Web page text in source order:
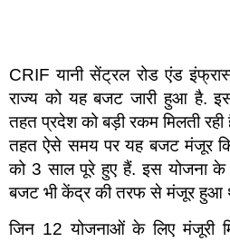
CRIF यानी सेंट्रल रोड एंड
राज्य को यह बजट जारी हुआ है.
तहत प्रदेश को बड़ी रकम मिलती रही
तहत ऐसे समय पर यह बजट मंजूर
को 3 साल पूरे हुए हैं. इस योजना
बजट भी केंद्र की तरफ से मंजूर हुआ
जिन 12 योजनाओं के लिए मंजूरी